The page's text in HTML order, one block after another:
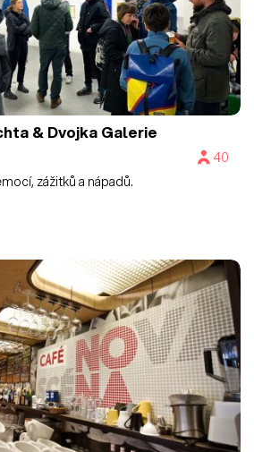
& Dvojka Galerie
40
zážitků a nápadů.